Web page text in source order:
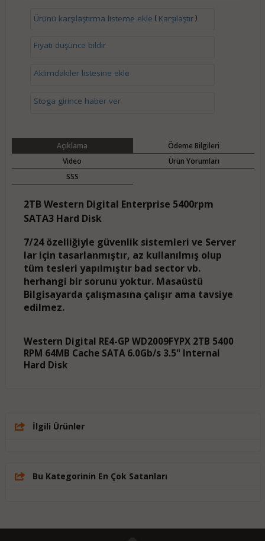
Ürünü karşılaştırma listeme ekle ( Karşılaştır)
Fiyatı düşünce bildir
Aklımdakiler listesine ekle
Stoga girince haber ver
Açıklama
Ödeme Bilgileri
Video
Ürün Yorumları
SSS
2TB Western Digital Enterprise 5400rpm
SATA3 Hard Disk
7/24 özelliğiyle güvenlik sistemleri ve Server
lar için tasarlanmıştır, az kullanılmış olup
tüm tesleri yapılmıştır bad sector vb.
herhangi bir sorunu yoktur. Masaüstü
Bilgisayarda çalışmasına çalışır ama tavsiye
edilmez.
Western Digital RE4-GP WD2009FYPX 2TB 5400
RPM 64MB Cache SATA 6.0Gb/s 3.5" Internal
Hard Disk
İlgili Ürünler
Bu Kategorinin En Çok Satanları